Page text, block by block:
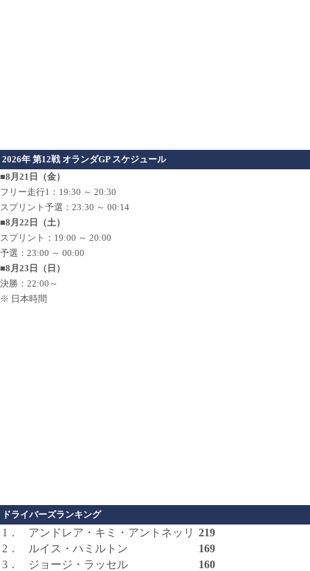
2026年 第12戦 オランダGP スケジュール
■8月21日（金）
フリー走行1：19:30 ～ 20:30
スプリント予選：23:30 ～ 00:14
■8月22日（土）
スプリント：19:00 ～ 20:00
予選：23:00 ～ 00:00
■8月23日（日）
決勝：22:00～
※ 日本時間
ドライバーズランキング
1． アンドレア・キミ・アントネッリ 219
2．
ルイス・ハミルトン
169
3．
ジョージ・ラッセル
160